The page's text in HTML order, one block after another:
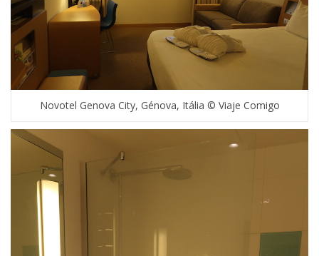
Novotel Genova City, Génova, Itália © Viaje Comigo